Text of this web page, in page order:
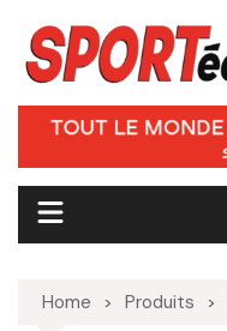
content
Home Produits